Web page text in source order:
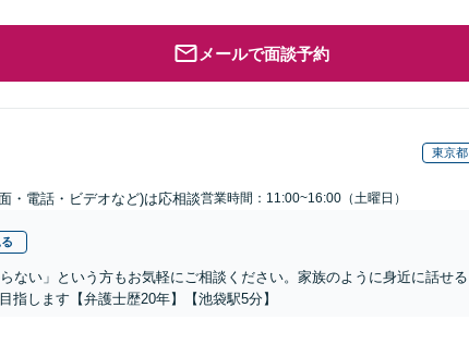
メールで面談予約
東京都
・電話・ビデオなど)は応相談営業時間：11:00~16:00（土曜日）
ない」という方もお気軽にご相談ください。家族のように身近に話せる
します【弁護士歴20年】【池袋駅5分】